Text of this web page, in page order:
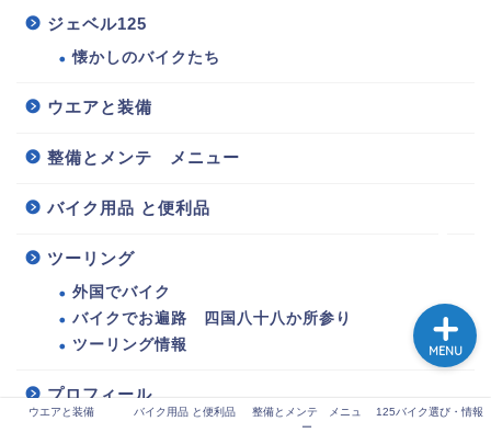
ジェベル125
懐かしのバイクたち
ウエアと装備
整備とメンテ メニュー
バイク用品 と便利品
ツーリング
外国でバイク
バイクでお遍路 四国八十八か所参り
ツーリング情報
プロフィール
ウエアと装備 バイク用品 と便利品
整備とメンテ メニュ
ー
125バイク選び・情報
MENU